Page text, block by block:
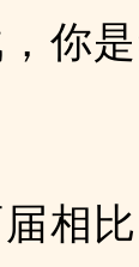
你
相